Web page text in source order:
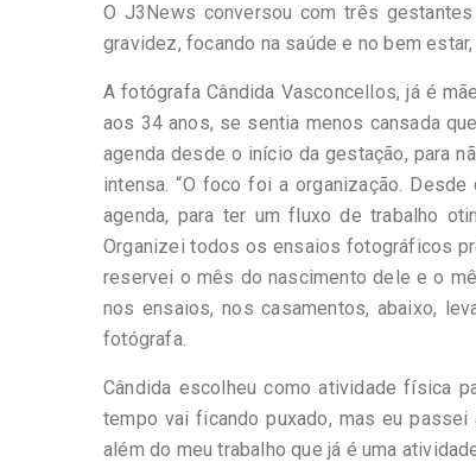
O J3News conversou com três
gravidez, focando na saúde e no bem
A fotógrafa Cândida Vasconcellos, já é
aos 34 anos, se sentia menos cansada
agenda desde o início da gestação, para
intensa. “O foco foi a organização.
agenda, para ter um fluxo de trabalho
Organizei todos os ensaios fotográficos
reservei o mês do nascimento dele e o
nos ensaios, nos casamentos, abaixo,
fotógrafa.
Cândida escolheu como atividade física
tempo vai ficando puxado, mas eu
além do meu trabalho que já é uma